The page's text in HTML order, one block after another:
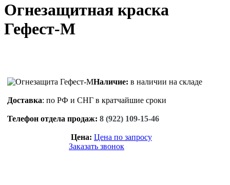
Огнезащитная краска
Гефест-М
Наличие: в наличии на складе
Доставка: по РФ и СНГ в кратчайшие сроки
Телефон отдела продаж: 8 (922) 109-15-46
Цена: Цена по запросу
Заказать звонок